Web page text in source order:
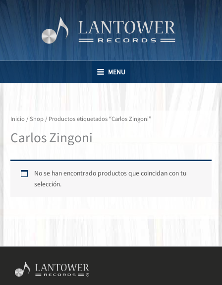
MENU
Inicio/ Shop/ Productos etiquetados “Carlos Zingoni”
Carlos Zingoni
No se han encontrado productos que coincidan con tu
selección.